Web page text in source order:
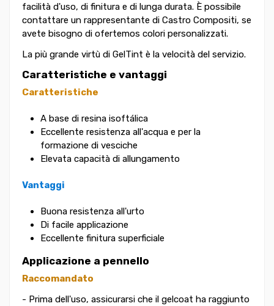
facilità d'uso, di finitura e di lunga durata. È possibile
contattare un rappresentante di Castro Compositi, se
avete bisogno di ofertemos colori personalizzati.
La più grande virtù di GelTint è la velocità del servizio.
Caratteristiche e vantaggi
Caratteristiche
A base di resina isoftálica
Eccellente resistenza all'acqua e per la
formazione di vesciche
Elevata capacità di allungamento
Vantaggi
Buona resistenza all'urto
Di facile applicazione
Eccellente finitura superficiale
Applicazione a pennello
Raccomandato
- Prima dell'uso, assicurarsi che il gelcoat ha raggiunto